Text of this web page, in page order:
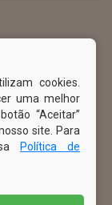
cookies.
uma melhor
“Aceitar”
site. Para
Política de